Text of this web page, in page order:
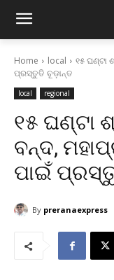
Home local
୧୫ ଘଣ୍ଟା
ପ୍ରସ୍ତୁତି ଚୂଡ଼ାନ୍ତ
local regional
୧୫ ଘଣ୍ଟା
ବନ୍ଦ,
ପାଇଁ
By preranaexpress